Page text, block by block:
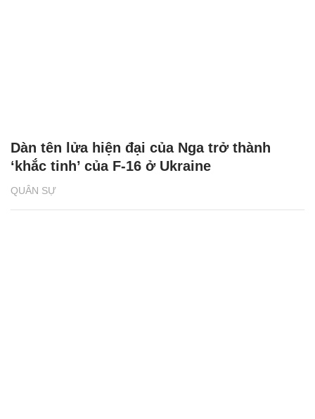
QUÂN SỰ
Dàn tên lửa hiện đại của Nga trở thành
‘khắc tinh’ của F-16 ở Ukraine